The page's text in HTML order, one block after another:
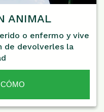
ANIMAL
o enfermo y vive
de devolverles la